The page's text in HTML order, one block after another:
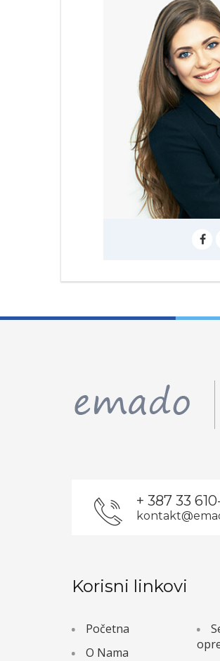
+ 387 33
Korisni linkovi
Početna
O Nama